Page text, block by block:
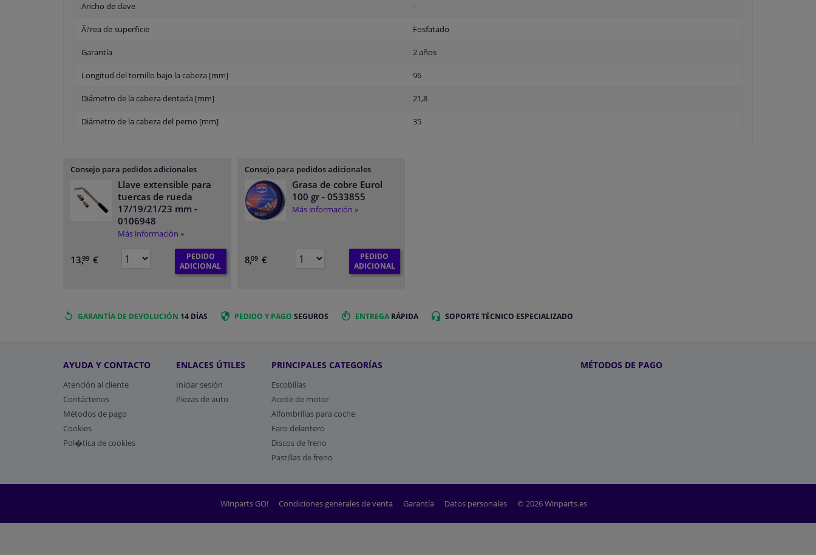
Ancho de clave -
Ã?rea de superficie Fosfatado
Garantía 2 años
Longitud del tornillo bajo la cabeza [mm] 96
Diámetro de la cabeza dentada [mm] 21,8
Diámetro de la cabeza del perno [mm] 35
Consejo para pedidos adicionales
Llave extensible para
tuercas de rueda
17/19/21/23 mm -
0106948
Más información »
13,99 €
PEDIDO
ADICIONAL
Consejo para pedidos adicionales
Grasa de cobre Eurol
100 gr- 0533855
Más información »
8,09 €
PEDIDO
ADICIONAL
GARANTÍA DE DEVOLUCIÓN 14 DÍAS PEDIDO Y PAGO SEGUROS ENTREGA RÁPIDA SOPORTE TÉCNICO ESPECIALIZADO
AYUDA Y CONTACTO
Atención al cliente
Contáctenos
Métodos de pago
​Cookies
Pol�tica de cookies
ENLACES ÚTILES
Iniciar sesión
Piezas de auto
PRINCIPALES CATEGORÍAS
Escobillas
Aceite de motor
Alfombrillas para coche
Faro delantero
Discos de freno
Pastillas de freno
MÉTODOS DE PAGO
Winparts GO! Condiciones generales de venta Garantía Datos personales © 2026 Winparts.es